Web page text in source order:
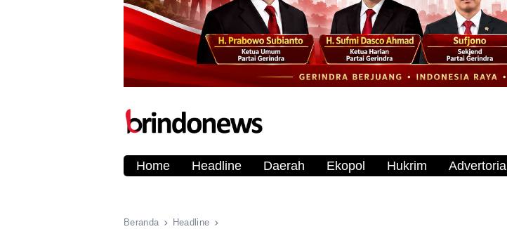
Home Headline Daerah Ekopol Hukrim Advertorial
Beranda Headline